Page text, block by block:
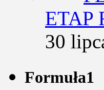
ETAP
30
Formuła1